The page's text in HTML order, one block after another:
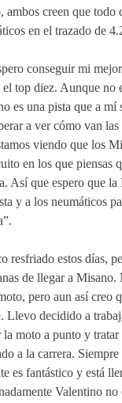
ambos creen que todo
en el trazado de
conseguir mi
el top diez. Aunque no
es una pista que a mí
a ver cómo van
viendo que los
en los que piensas
Así que espero que
y a los neumáticos
resfriado estos días,
de llegar a
pero aun así creo
Llevo decidido a
la moto a punto y
a la carrera. Siempre
es fantástico y está
Valentino no